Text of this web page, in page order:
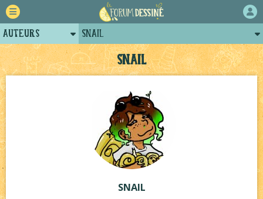
SNAIL
SNAIL
Auteurs
Retour
Forum
Projets
Tutoriels
SNAIL
Posts de snail